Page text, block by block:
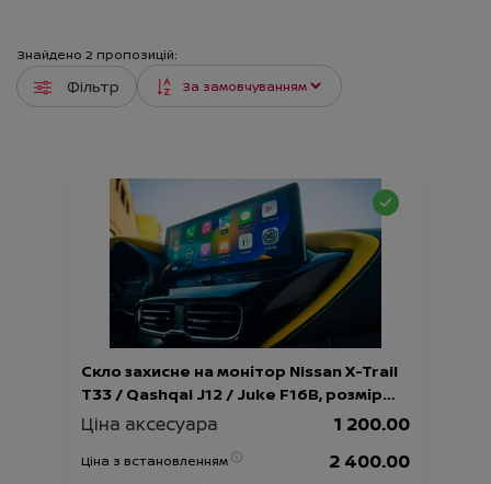
Знайдено 2 пропозицій:
Фільтр
Скло захисне на монітор Nissan X-Trail
T33 / Qashqai J12 / Juke F16B, розмір
12.3“, глянець
Ціна аксесуара 1 200.00
Ціна з встановленням 2 400.00